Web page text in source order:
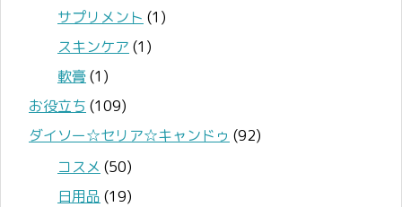
サプリメント (1)
スキンケア (1)
軟膏(1)
お役立ち (109)
ダイソー☆セリア☆キャンドゥ (92)
コスメ (50)
日用品 (19)